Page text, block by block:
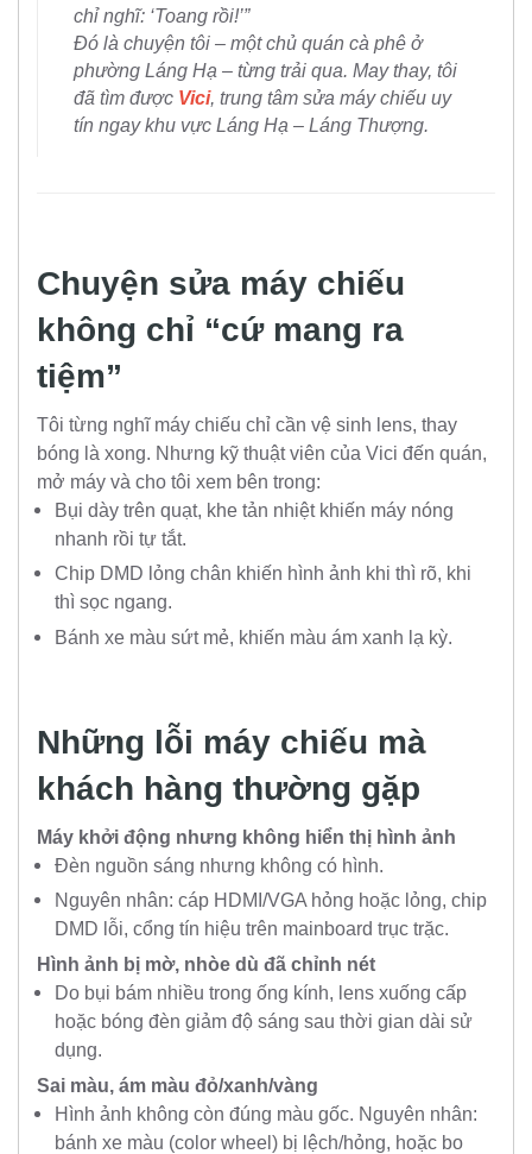
chỉ nghĩ: ‘Toang rồi!’”
Đó là chuyện tôi – một chủ quán cà phê ở
phường Láng Hạ – từng trải qua. May thay, tôi
đã tìm được Vici, trung tâm sửa máy chiếu uy
tín ngay khu vực Láng Hạ – Láng Thượng.
Chuyện sửa máy chiếu
không chỉ “cứ mang ra
tiệm”
Tôi từng nghĩ máy chiếu chỉ cần vệ sinh lens, thay
bóng là xong. Nhưng kỹ thuật viên của Vici đến quán,
mở máy và cho tôi xem bên trong:
Bụi dày trên quạt, khe tản nhiệt khiến máy nóng
nhanh rồi tự tắt.
Chip DMD lỏng chân khiến hình ảnh khi thì rõ, khi
thì sọc ngang.
Bánh xe màu sứt mẻ, khiến màu ám xanh lạ kỳ.
Những lỗi máy chiếu mà
khách hàng thường gặp
Máy khởi động nhưng không hiển thị hình ảnh
Đèn nguồn sáng nhưng không có hình.
Nguyên nhân: cáp HDMI/VGA hỏng hoặc lỏng, chip
DMD lỗi, cổng tín hiệu trên mainboard trục trặc.
Hình ảnh bị mờ, nhòe dù đã chỉnh nét
Do bụi bám nhiều trong ống kính, lens xuống cấp
hoặc bóng đèn giảm độ sáng sau thời gian dài sử
dụng.
Sai màu, ám màu đỏ/xanh/vàng
Hình ảnh không còn đúng màu gốc. Nguyên nhân:
bánh xe màu (color wheel) bị lệch/hỏng, hoặc bo